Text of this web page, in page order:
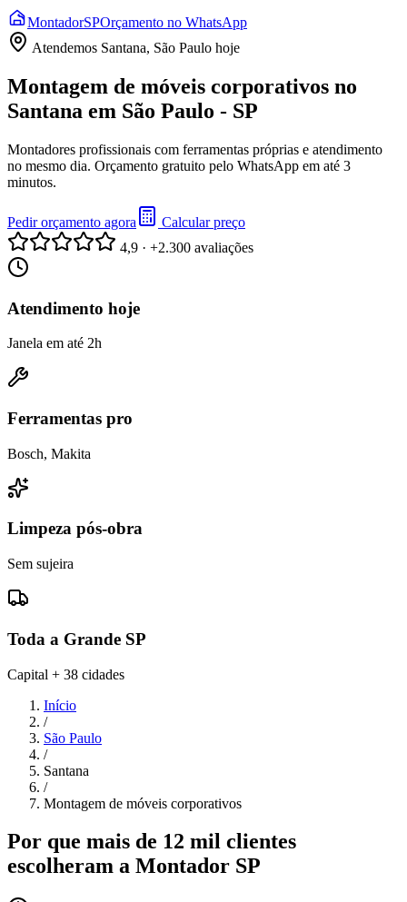
MontadorSPOrçamento no WhatsApp
Atendemos Santana, São Paulo hoje
Montagem de móveis corporativos no
Santana em São Paulo - SP
Montadores profissionais com ferramentas próprias e atendimento
no mesmo dia. Orçamento gratuito pelo WhatsApp em até 3
minutos.
Pedir orçamento agora
Calcular preço
4,9 · +2.300 avaliações
Atendimento hoje
Janela em até 2h
Ferramentas pro
Bosch, Makita
Limpeza pós-obra
Sem sujeira
Toda a Grande SP
Capital + 38 cidades
Início
/
São Paulo
/
Santana
/
Montagem de móveis corporativos
Por que mais de 12 mil clientes
escolheram a Montador SP